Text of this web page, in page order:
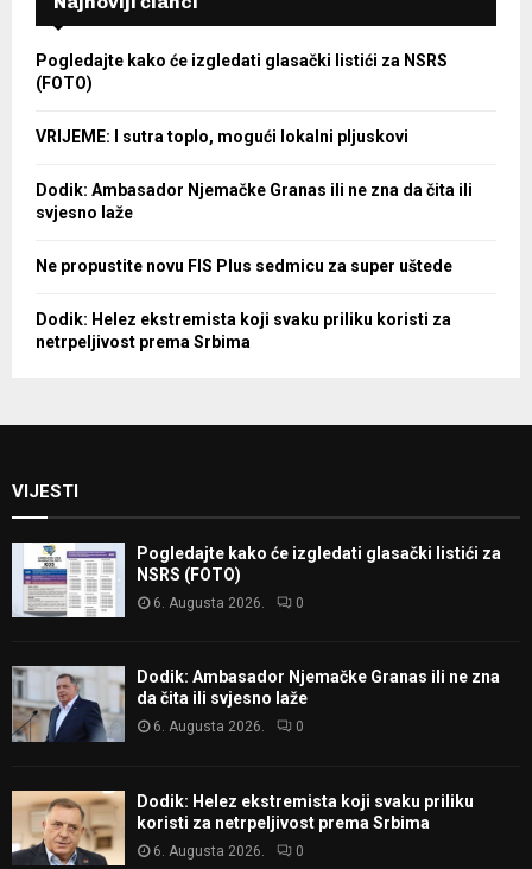
Pogledajte kako će izgledati glasački listići za NSRS
(FOTO)
VRIJEME: I sutra toplo, mogući lokalni pljuskovi
Dodik: Ambasador Njemačke Granas ili ne zna da čita ili
svjesno laže
Ne propustite novu FIS Plus sedmicu za super uštede
Dodik: Helez ekstremista koji svaku priliku koristi za
netrpeljivost prema Srbima
VIJESTI
Pogledajte kako će izgledati glasački listići za
NSRS (FOTO)
6. Augusta 2026. 0
Dodik: Ambasador Njemačke Granas ili ne zna
da čita ili svjesno laže
6. Augusta 2026. 0
Dodik: Helez ekstremista koji svaku priliku
koristi za netrpeljivost prema Srbima
6. Augusta 2026. 0